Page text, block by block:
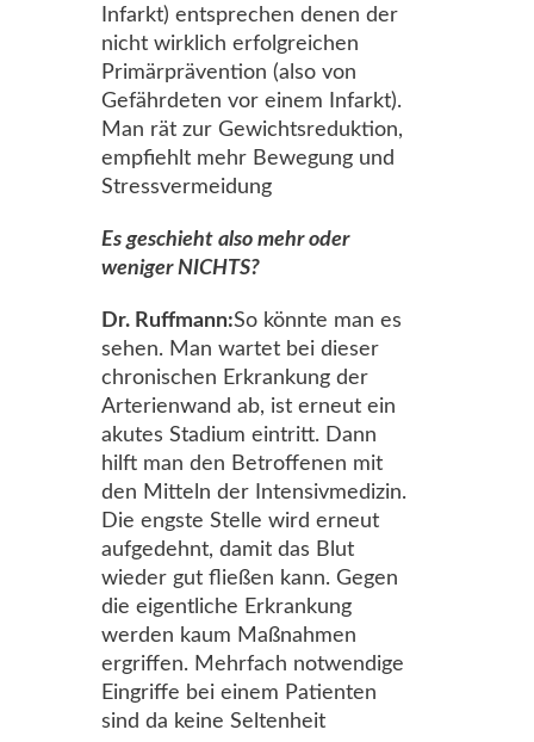
Infarkt) entsprechen denen der
nicht wirklich erfolgreichen
Primärprävention (also von
Gefährdeten vor einem Infarkt).
Man rät zur Gewichtsreduktion,
empfiehlt mehr Bewegung und
Stressvermeidung
Es geschieht also mehr oder
weniger NICHTS?
Dr. Ruffmann:So könnte man es
sehen. Man wartet bei dieser
chronischen Erkrankung der
Arterienwand ab, ist erneut ein
akutes Stadium eintritt. Dann
hilft man den Betroffenen mit
den Mitteln der Intensivmedizin.
Die engste Stelle wird erneut
aufgedehnt, damit das Blut
wieder gut fließen kann. Gegen
die eigentliche Erkrankung
werden kaum Maßnahmen
ergriffen. Mehrfach notwendige
Eingriffe bei einem Patienten
sind da keine Seltenheit